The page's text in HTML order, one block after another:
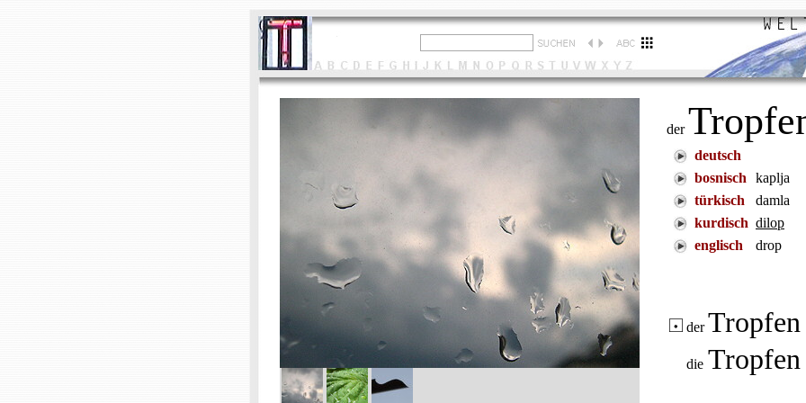
der
deutsch
bosnisch
kaplja
türkisch
damla
kurdisch dilop
englisch
drop
der Tropfen
die